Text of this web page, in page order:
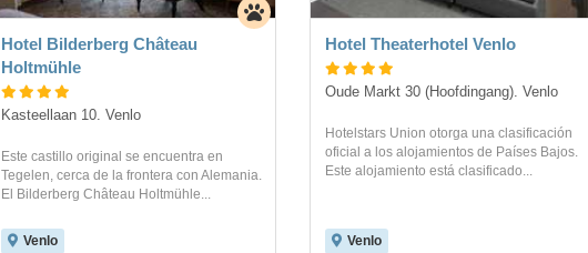
Hotel Bilderberg Château
Holtmühle
Kasteellaan 10. Venlo
Este castillo original se encuentra en
Tegelen, cerca de la frontera con Alemania.
El Bilderberg Château Holtmühle...
Venlo
Hotel Theaterhotel Venlo
Oude Markt 30 (Hoofdingang). Venlo
Hotelstars Union otorga una clasificación
oficial a los alojamientos de Países Bajos.
Este alojamiento está clasificado...
Venlo